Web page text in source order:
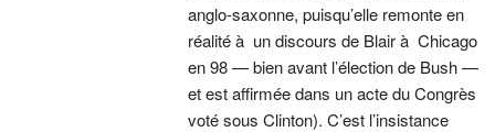
anglo-saxonne, puisqu’elle remonte en
réalité à un discours de Blair à Chicago
en 98 — bien avant l’élection de Bush —
et est affirmée dans un acte du Congrès
voté sous Clinton). C’est l’insistance